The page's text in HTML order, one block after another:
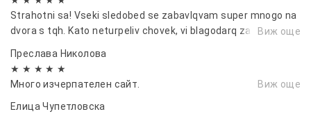
Strahotni sa! Vseki sledobed se zabavlqvam super mnogo na
dvora s tqh. Kato neturpeliv chovek, vi blagodarq za burzata
Виж още
Преслава Николова
★ ★ ★ ★ ★
Много изчерпателен сайт.
Виж още
Елица Чупетловска